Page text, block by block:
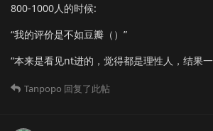
800-1000人的时候:
“我的评价是不如豆瓣（）”
“本来是看见nt进的，觉得都是理性人，结果
Tanpopo 回复了此帖